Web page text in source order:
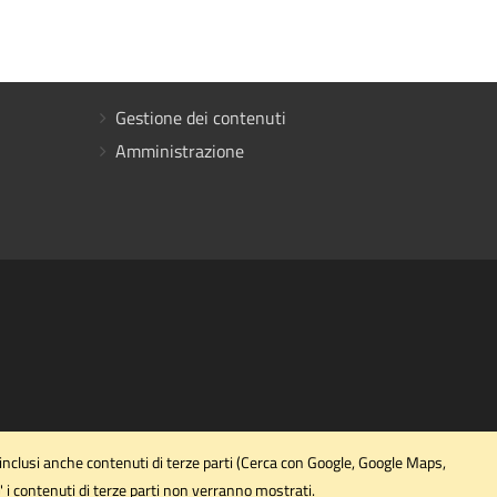
Gestione dei contenuti
Amministrazione
anche contenuti di terze parti (Cerca con Google, Google Maps,
i contenuti di terze parti non verranno mostrati.